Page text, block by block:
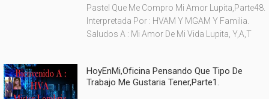
Pastel Que Me Compro Mi Amor Lupita,Parte48.
Interpretada Por : HVAM Y MGAM Y Familia.
Saludos A : Mi Amor De Mi Vida Lupita, Y,A,T
HoyEnMi,Oficina Pensando Que Tipo De
Trabajo Me Gustaria Tener,Parte1.